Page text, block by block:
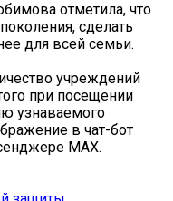
отметила, что
сделать
для всей семьи.
учреждений
при посещении
узнаваемого
в чат-бот
MAX.